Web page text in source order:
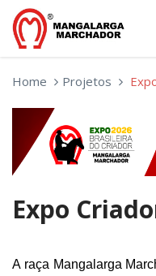
Home Projetos
Expo
A raça Mangalarga